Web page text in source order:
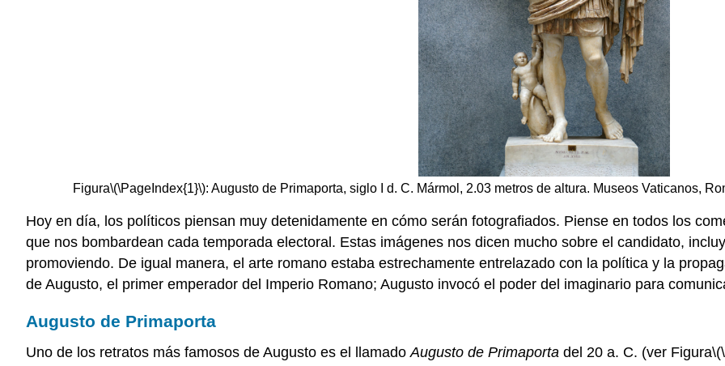
Figura\(\PageIndex{1}\): Augusto de Primaporta, siglo I d. C. Mármol, 2.03 metros de altura. Museos Vaticanos,
Hoy en día, los políticos piensan muy detenidamente en cómo serán fotografiados. Piense en todos los
que nos bombardean cada temporada electoral. Estas imágenes nos dicen mucho sobre el candidato,
promoviendo. De igual manera, el arte romano estaba estrechamente entrelazado con la política y la
de Augusto, el primer emperador del Imperio Romano; Augusto invocó el poder del imaginario para
Augusto de Primaporta
Uno de los retratos más famosos de Augusto es el llamadoAugusto de Primaporta del 20 a. C. (ver Figura